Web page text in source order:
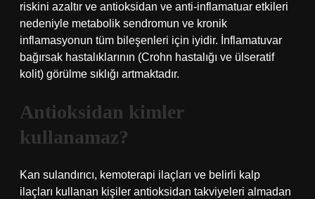
riskini azaltır ve antioksidan ve anti-inflamatuar etkileri
nedeniyle metabolik sendromun ve kronik
inflamasyonun tüm bileşenleri için iyidir. İnflamatuvar
bağırsak hastalıklarının (Crohn hastalığı ve ülseratif
kolit) görülme sıklığı artmaktadır.
Antioksidan kimler
kullanamaz?
Kan sulandırıcı, kemoterapi ilaçları ve belirli kalp
ilaçları kullanan kişiler antioksidan takviyeleri almadan